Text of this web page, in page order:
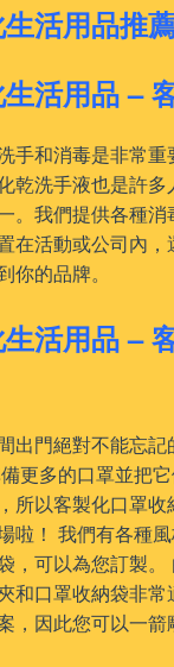
活用品推
活用品 –
手和消毒是非常
乾洗手液也是許
。我們提供各種
在活動或公司內
你的品牌。
活用品 –
出門絕對不能忘
更多的口罩並把
所以客製化口罩
啦！ 我們有各種
，可以為您訂製。
和口罩收納袋非
，因此您可以一